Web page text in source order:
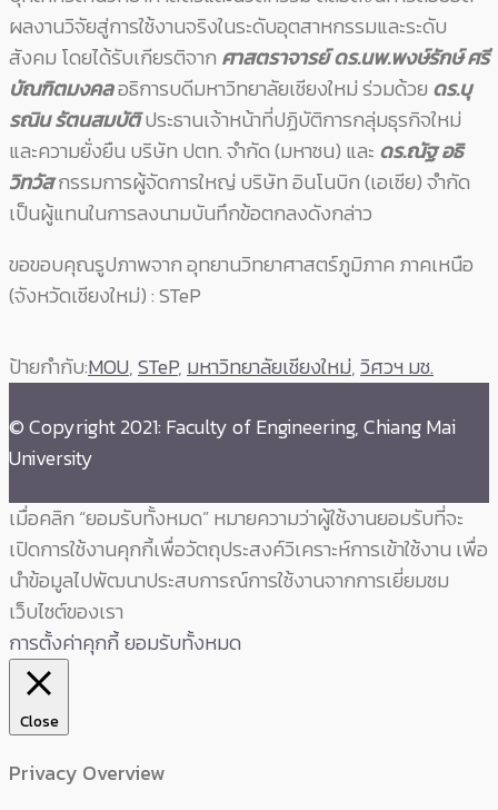
ผลงานวิจัยสู่การใช้งานจริงในระดับอุตสาหกรรมและระดับ
สังคม โดยได้รับเกียรติจาก ศาสตราจารย์ ดร.นพ.พงษ์รักษ์ ศรี
บัณฑิตมงคลอธิการบดีมหาวิทยาลัยเชียงใหม่ ร่วมด้วย ดร.บุ
รณิน รัตนสมบัติประธานเจ้าหน้าที่ปฏิบัติการกลุ่มธุรกิจใหม่
และความยั่งยืน บริษัท ปตท. จำกัด (มหาชน) และ ดร.ณัฐ อธิ
วิทวัสกรรมการผู้จัดการใหญ่ บริษัท อินโนบิก (เอเซีย) จำกัด
เป็นผู้แทนในการลงนามบันทึกข้อตกลงดังกล่าว
ขอขอบคุณรูปภาพจาก อุทยานวิทยาศาสตร์ภูมิภาค ภาคเหนือ
(จังหวัดเชียงใหม่) : STeP
ป้ายกำกับ:MOU,STeP, มหาวิทยาลัยเชียงใหม่,วิศวฯ มช.
© Copyright 2021: Faculty of Engineering, Chiang Mai
University
เมื่อคลิก “ยอมรับทั้งหมด” หมายความว่าผู้ใช้งานยอมรับที่จะ
เปิดการใช้งานคุกกี้เพื่อวัตถุประสงค์วิเคราะห์การเข้าใช้งาน เพื่อ
นำข้อมูลไปพัฒนาประสบการณ์การใช้งานจากการเยี่ยมชม
เว็บไซต์ของเรา
การตั้งค่าคุกกี้ยอมรับทั้งหมด
Close
Privacy Overview